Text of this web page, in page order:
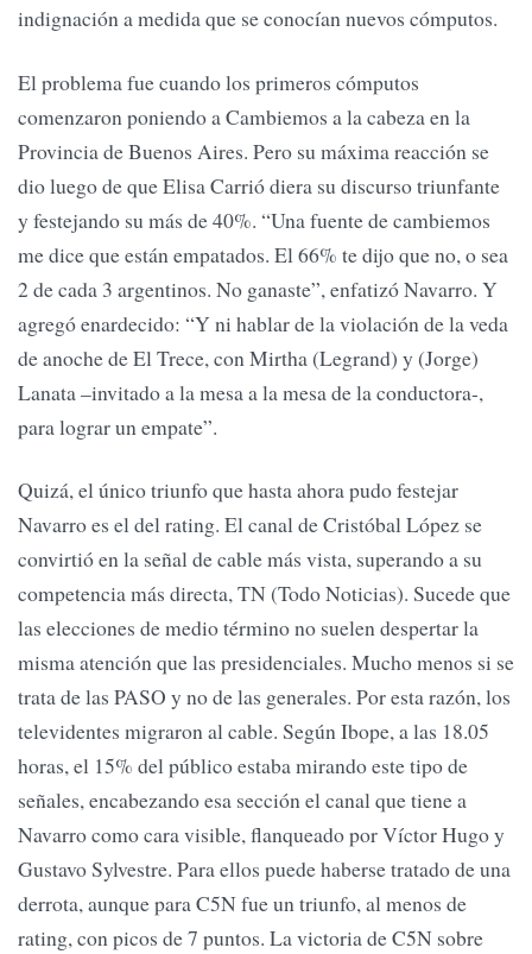
indignación a medida que se conocían nuevos cómputos.
El problema fue cuando los primeros cómputos
comenzaron poniendo a Cambiemos a la cabeza en la
Provincia de Buenos Aires. Pero su máxima reacción se
dio luego de que Elisa Carrió diera su discurso triunfante
y festejando su más de 40%. “Una fuente de cambiemos
me dice que están empatados. El 66% te dijo que no, o sea
2 de cada 3 argentinos. No ganaste”, enfatizó Navarro. Y
agregó enardecido: “Y ni hablar de la violación de la veda
de anoche de El Trece, con Mirtha (Legrand) y (Jorge)
Lanata –invitado a la mesa a la mesa de la conductora-,
para lograr un empate”.
Quizá, el único triunfo que hasta ahora pudo festejar
Navarro es el del rating. El canal de Cristóbal López se
convirtió en la señal de cable más vista, superando a su
competencia más directa, TN (Todo Noticias). Sucede que
las elecciones de medio término no suelen despertar la
misma atención que las presidenciales. Mucho menos si se
trata de las PASO y no de las generales. Por esta razón, los
televidentes migraron al cable. Según Ibope, a las 18.05
horas, el 15% del público estaba mirando este tipo de
señales, encabezando esa sección el canal que tiene a
Navarro como cara visible, flanqueado por Víctor Hugo y
Gustavo Sylvestre. Para ellos puede haberse tratado de una
derrota, aunque para C5N fue un triunfo, al menos de
rating, con picos de 7 puntos. La victoria de C5N sobre